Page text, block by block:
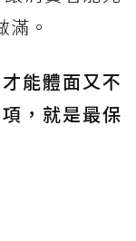
滿。
能體面又不
，就是最保